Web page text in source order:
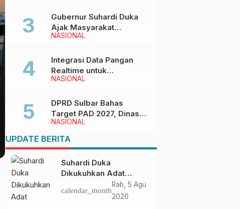
DPRD Sulbar
NASIONAL
Gubernur Suhardi Duka
Ajak Masyarakat
Meriahkan Event
NASIONAL
Integrasi Data Pangan
Realtime untuk
Kendalikan inflasi,
Kembangkan Sistem
SAPEDA
NASIONAL
DPRD Sulbar Bahas
Target PAD 2027, Dinas
PUPR Siap Optimalkan
Pendapatan Daerah
UPDATE BERITA
Suhardi Duka
Dikukuhkan Adat
Balanipa, Raih Gelar
Sulo Tappidena
calendar_month
Rab, 5 Agu
2026